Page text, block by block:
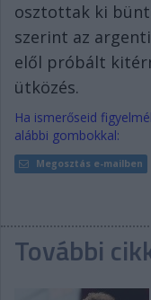
osztottak ki
szerint az
elől próbált
ütközés.
Ha ismerőseid
alábbi gombokkal:
Megosztás e-mailben
További